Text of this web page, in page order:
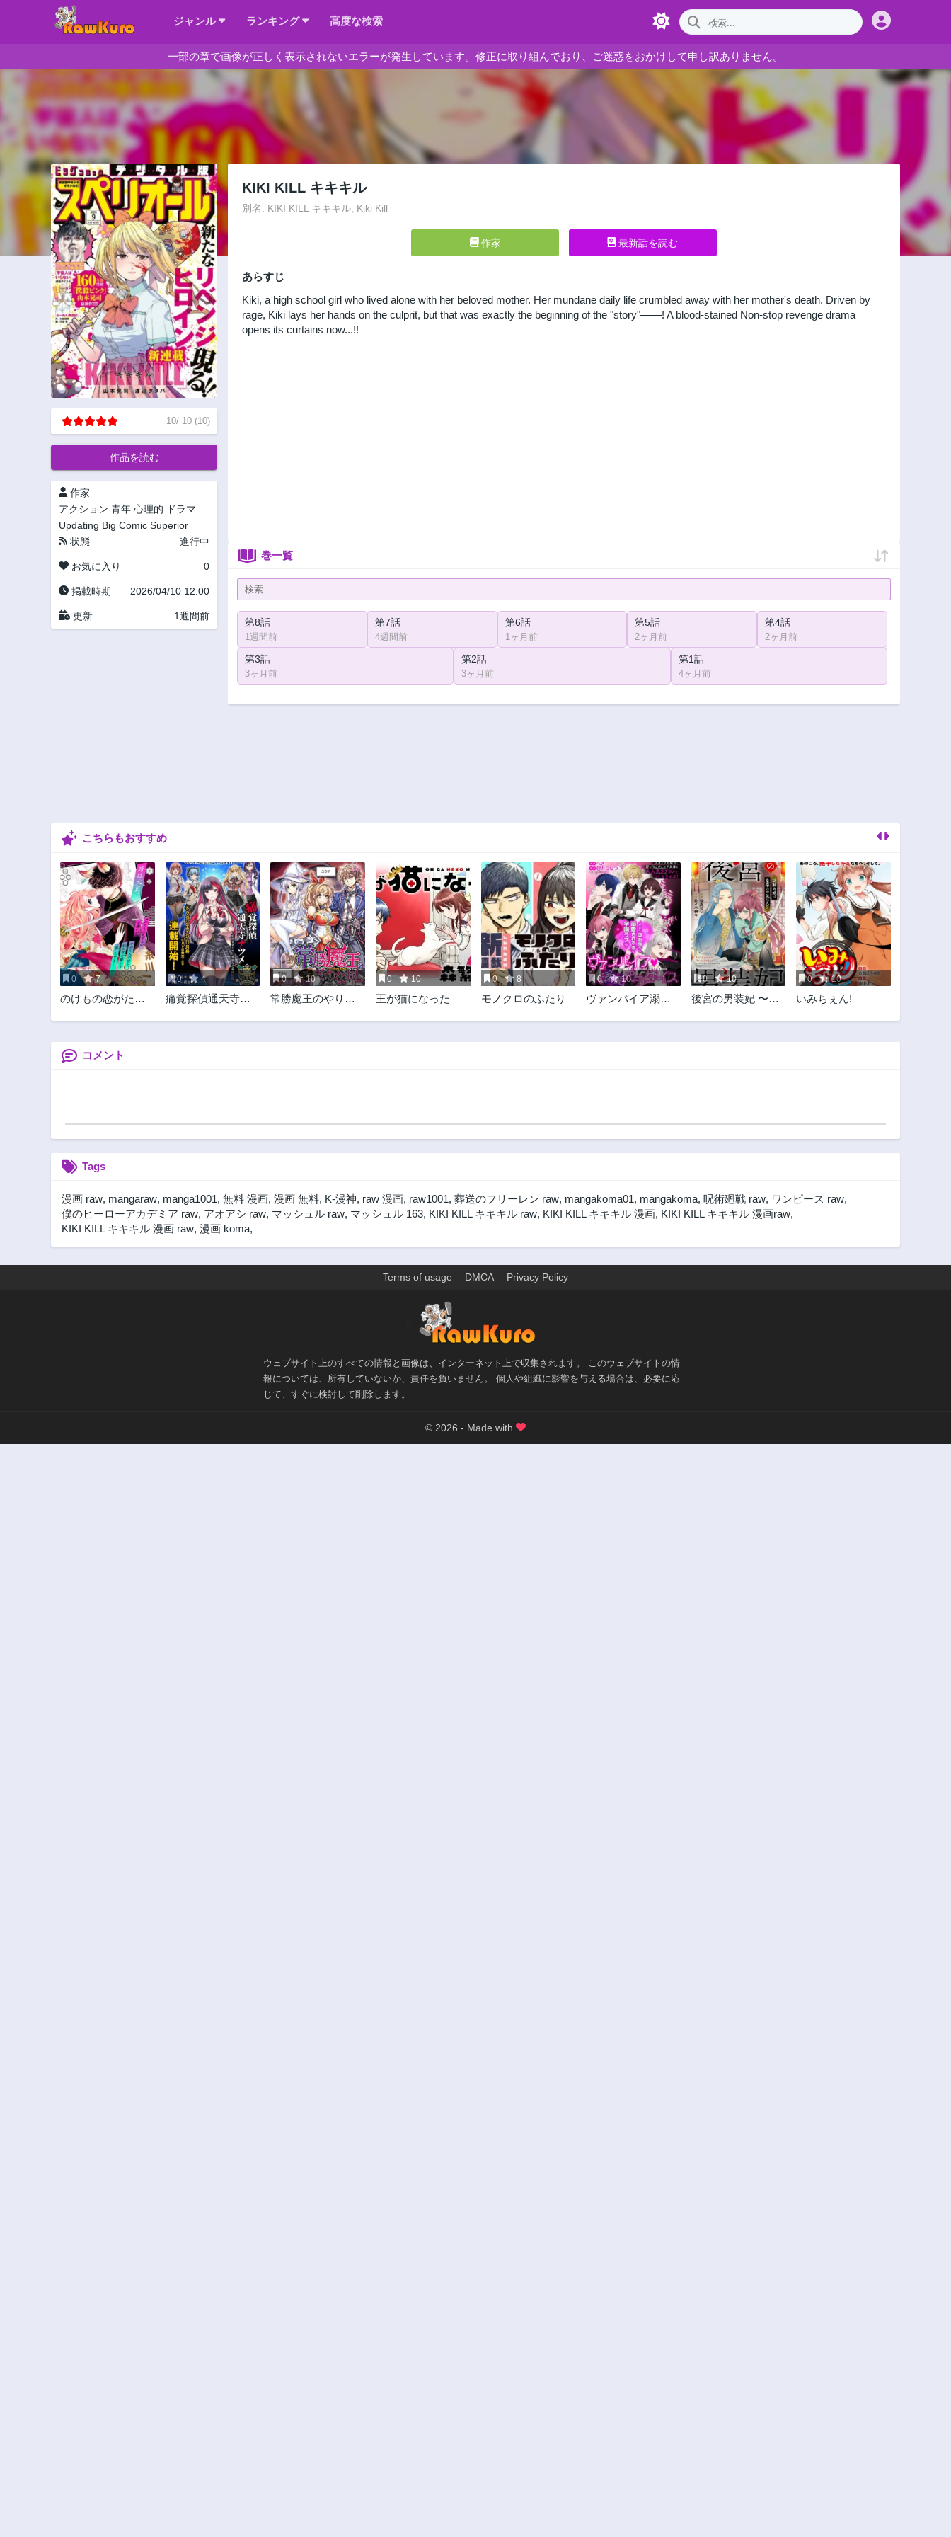
ジャンル ランキング 高度な検索
一部の章で画像が正しく表示されないエラーが発生しています。修正に取り組んでおり、ご迷惑をおかけして申し訳ありません。
10/ 10 (10)
作品を読む
作家
アクション 青年 心理的
ドラマ
Updating Big Comic Superior
状態
進行中
お気に入り 0
掲載時期 2026/04/10 12:00
更新 1週間前
KIKI KILL キキキル
別名: KIKI KILL キキキル, Kiki Kill
作家 最新話を読む
あらすじ
Kiki, a high school girl who lived alone with her beloved mother. Her mundane daily life crumbled away with her mother's death. Driven by
rage, Kiki lays her hands on the culprit, but that was exactly the beginning of the "story"——! A blood-stained Non-stop revenge drama
opens its curtains now...!!
巻一覧
第8話
1週間前
第7話
4週間前
第6話
1ヶ月前
第5話
2ヶ月前
第4話
2ヶ月前
第3話
3ヶ月前
第2話
3ヶ月前
第1話
4ヶ月前
こちらもおすすめ
0 7
のけもの恋がたり
0 4
痛覚探偵通天寺ナ
0 10
常勝魔王のやりな
いないんだが～
0 10
王が猫になった
0 8
モノクロのふたり
0 10
ヴァンパイア溺愛
0 10
後宮の男装妃 〜謎
0 10
いみちぇん!
コメント
Tags
漫画 raw, mangaraw, manga1001, 無料 漫画, 漫画 無料, K-漫神, raw 漫画, raw1001, 葬送のフリーレン raw, mangakoma01, mangakoma, 呪術廻戦 raw, ワンピース raw,
僕のヒーローアカデミア raw, アオアシ raw, マッシュル raw, マッシュル 163, KIKI KILL キキキル raw, KIKI KILL キキキル 漫画, KIKI KILL キキキル 漫画raw,
KIKI KILL キキキル 漫画 raw, 漫画 koma,
Terms of usage DMCA Privacy Policy
ウェブサイト上のすべての情報と画像は、インターネット上で収集されます。 このウェブサイトの情
報については、所有していないか、責任を負いません。 個人や組織に影響を与える場合は、必要に応
じて、すぐに検討して削除します。
© 2026 - Made with